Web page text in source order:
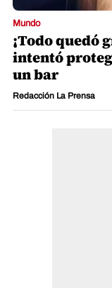
Mundo
¡Todo quedó
intentó
un bar
Redacción La Prensa